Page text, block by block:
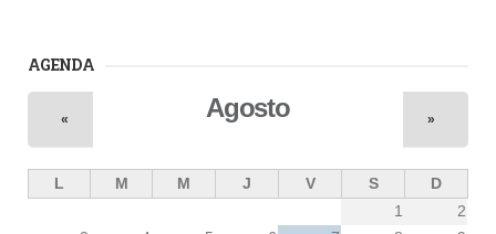
AGENDA
Agosto
« »
L M M J V S
D
1
2